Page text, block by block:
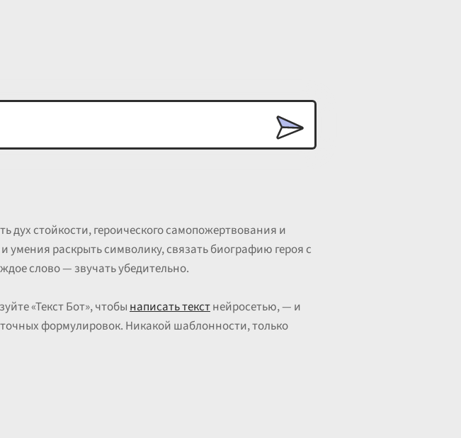
дух стойкости, героического самопожертвования и
умения раскрыть символику, связать биографию героя с
слово — звучать убедительно.
«Текст Бот», чтобынаписать текстнейросетью, — и
формулировок. Никакой шаблонности, только